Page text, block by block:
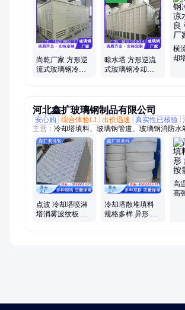
尚乾厂家 方形逆
流式玻璃钢冷却
晾水塔 方形逆流
式玻璃钢冷却塔
横
却
河北鑫扩玻璃钢制品有限公司
安心购
综合体验L1 出价迅速 真实性已核验
主营： 冷却塔填料、玻璃钢管道、玻璃钢消防水
桥架
点波 冷却塔喷淋
塔消雾波纹板 鑫
冷却塔散堆填料
规格多样 异形 鑫
高
高